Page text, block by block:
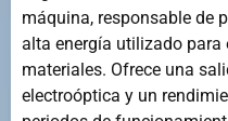
máquina, responsable de
alta energía utilizado para
materiales. Ofrece una
electroóptica y un